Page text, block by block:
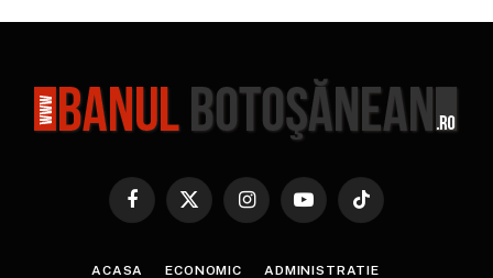
Facebook
X
InstagramYouTubeTikTok
ACASA ECONOMIC ADMINISTRATIE